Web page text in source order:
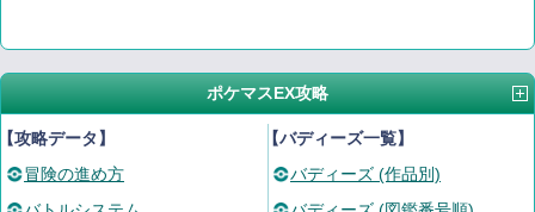
ポケマスEX攻略
攻略データ】
冒険の進め方
【バディーズ一覧】
バディーズ (作品別)